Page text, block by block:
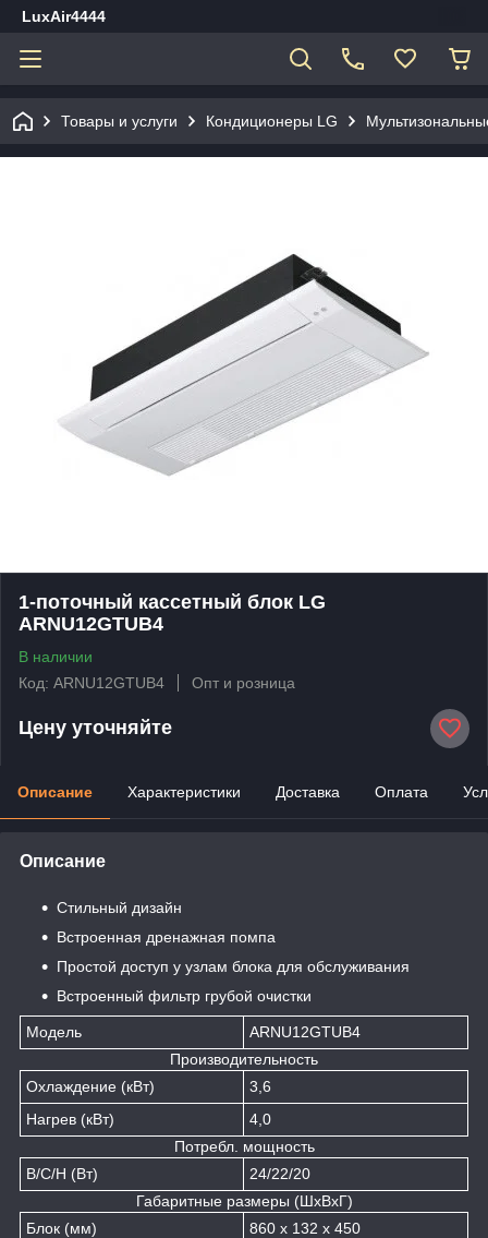
LuxAir4444
Товары и услуги Кондиционеры LG
1-поточный кассетный блок LG
ARNU12GTUB4
В наличии
Код: ARNU12GTUB4
Опт и розница
Цену уточняйте
Описание Характеристики Доставка Оплата
Описание
Стильный дизайн
Встроенная дренажная помпа
Простой доступ у узлам блока для обслуживания
Встроенный фильтр грубой очистки
Модель
ARNU12GTUB4
Производительность
Охлаждение (кВт)
3,6
Нагрев (кВт)
4,0
Потребл. мощность
В/С/Н (Вт)
24/22/20
Габаритные размеры (ШxВxГ)
Блок (мм)
860 x 132 x 450